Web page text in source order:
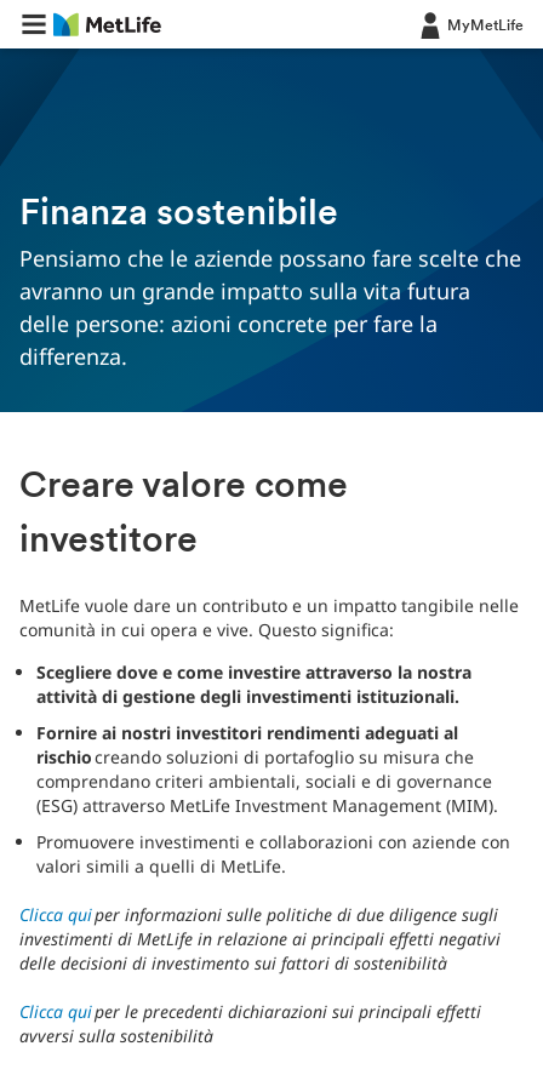
MyMetLife
Finanza sostenibile
Pensiamo che le aziende possano fare scelte che
avranno un grande impatto sulla vita futura
delle persone: azioni concrete per fare la
differenza.
Creare valore come
investitore
MetLife vuole dare un contributo e un impatto tangibile nelle
comunità in cui opera e vive. Questo significa:
Scegliere dove e come investire attraverso la nostra
attività di gestione degli investimenti istituzionali.
Fornire ai nostri investitori rendimenti adeguati al
rischiocreando soluzioni di portafoglio su misura che
comprendano criteri ambientali, sociali e di governance
(ESG) attraverso MetLife Investment Management (MIM).
Promuovere investimenti e collaborazioni con aziende con
valori simili a quelli di MetLife.
Clicca quiper informazioni sulle politiche di due diligence sugli
investimenti di MetLife in relazione ai principali effetti negativi
delle decisioni di investimento sui fattori di sostenibilità
Clicca quiper le precedenti dichiarazioni sui principali effetti
avversi sulla sostenibilità